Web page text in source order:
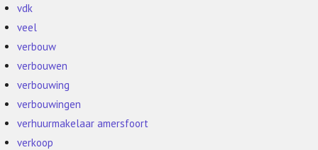
vdk
veel
verbouw
verbouwen
verbouwing
verbouwingen
verhuurmakelaar amersfoort
verkoop